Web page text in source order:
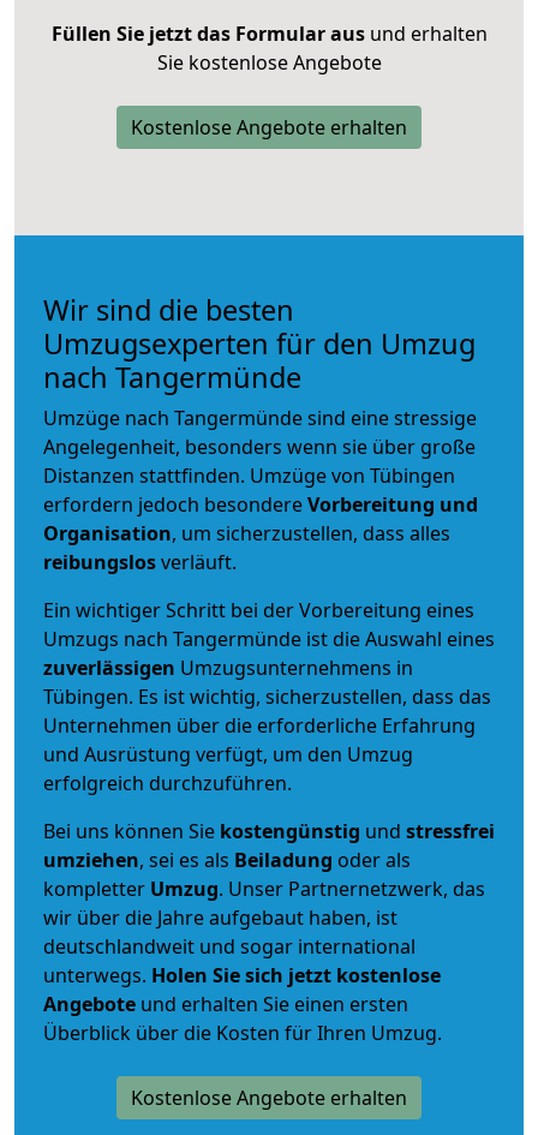
Füllen Sie jetzt das Formular ausund erhalten
Sie kostenlose Angebote
Kostenlose Angebote erhalten
Wir sind die besten
Umzugsexperten für den Umzug
nach Tangermünde
Umzüge nach Tangermünde sind eine stressige
Angelegenheit, besonders wenn sie über große
Distanzen stattfinden. Umzüge von Tübingen
erfordern jedoch besondereVorbereitung und
Organisation, um sicherzustellen, dass alles
reibungslosverläuft.
Ein wichtiger Schritt bei der Vorbereitung eines
Umzugs nach Tangermünde ist die Auswahl eines
zuverlässigen Umzugsunternehmens in
Tübingen. Es ist wichtig, sicherzustellen, dass das
Unternehmen über die erforderliche Erfahrung
und Ausrüstung verfügt, um den Umzug
erfolgreich durchzuführen.
Bei uns können Sie kostengünstig und stressfrei
umziehen, sei es als Beiladung oder als
kompletter Umzug. Unser Partnernetzwerk, das
wir über die Jahre aufgebaut haben, ist
deutschlandweit und sogar international
unterwegs. Holen Sie sich jetzt kostenlose
Angebote und erhalten Sie einen ersten
Überblick über die Kosten für Ihren Umzug.
Kostenlose Angebote erhalten